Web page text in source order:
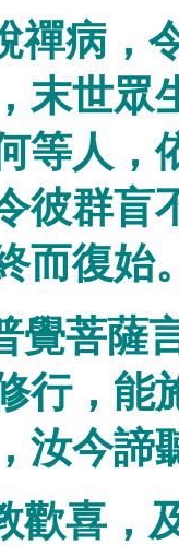
禪病，
末世眾
等人，
彼群盲
而復始
覺菩薩
行，能
汝今諦
歡喜，